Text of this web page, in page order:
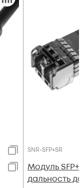
SNR-SFP+SR
Модуль SFP+
дальность